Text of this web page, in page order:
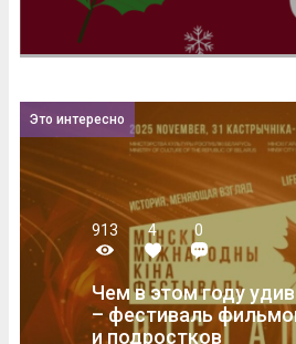
Это интересно
913 4 0
Чем в этом году
– фестиваль
и подростков